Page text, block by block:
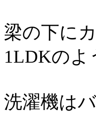
梁の下に
1LDKのよ
洗濯機は